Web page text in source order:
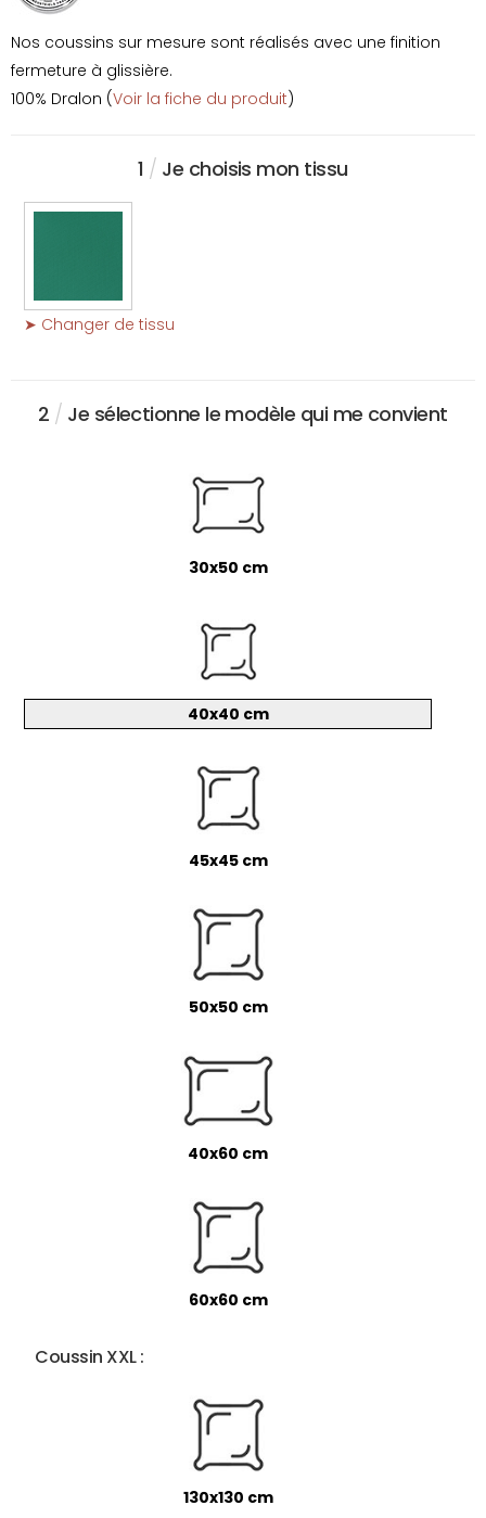
Nos coussins sur mesure sont réalisés avec une finition
fermeture à glissière.
100% Dralon (Voir la fiche du produit)
1 / Je choisis mon tissu
➤ Changer de tissu
2 / Je sélectionne le modèle qui me convient
30x50 cm
40x40 cm
45x45 cm
50x50 cm
40x60 cm
60x60 cm
Coussin XXL :
130x130 cm